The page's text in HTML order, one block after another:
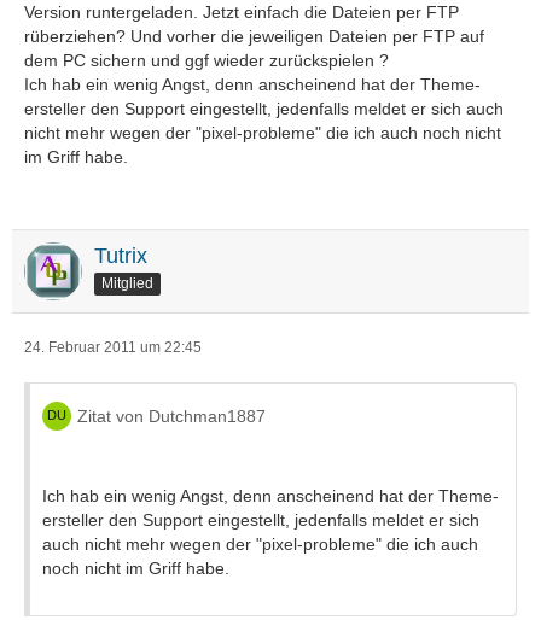
Version runtergeladen. Jetzt einfach die Dateien per FTP
rüberziehen? Und vorher die jeweiligen Dateien per FTP auf
dem PC sichern und ggf wieder zurückspielen ?
Ich hab ein wenig Angst, denn anscheinend hat der Theme-
ersteller den Support eingestellt, jedenfalls meldet er sich auch
nicht mehr wegen der "pixel-probleme" die ich auch noch nicht
im Griff habe.
Tutrix
Mitglied
24. Februar 2011 um 22:45
Zitat von Dutchman1887
Ich hab ein wenig Angst, denn anscheinend hat der Theme-
ersteller den Support eingestellt, jedenfalls meldet er sich
auch nicht mehr wegen der "pixel-probleme" die ich auch
noch nicht im Griff habe.